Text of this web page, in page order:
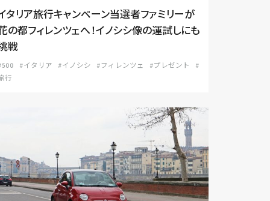
タリア旅行キャンペーン当選者ファミリーが
の都フィレンツェへ！イノシシ像の運試しにも
戦
#イタリア #イノシシ #フィレンツェ #プレゼント
#
行